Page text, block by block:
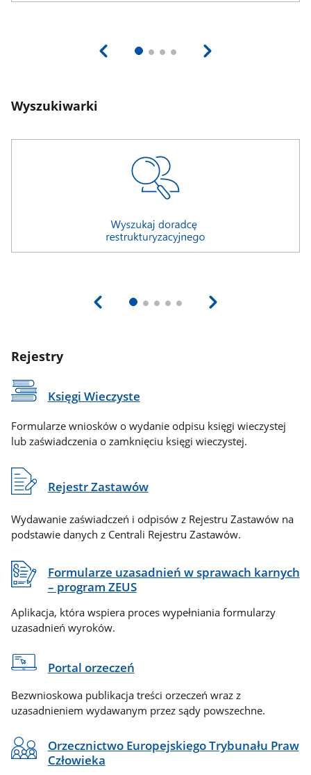
Wyszukiwarki
Rejestry
Księgi Wieczyste
Formularze wniosków o wydanie odpisu księgi wieczystej
lub zaświadczenia o zamknięciu księgi wieczystej.
Rejestr Zastawów
Wydawanie zaświadczeń i odpisów z Rejestru Zastawów na
podstawie danych z Centrali Rejestru Zastawów.
Formularze uzasadnień w sprawach karnych
– program ZEUS
Aplikacja, która wspiera proces wypełniania formularzy
uzasadnień wyroków.
Portal orzeczeń
Bezwnioskowa publikacja treści orzeczeń wraz z
uzasadnieniem wydawanym przez sądy powszechne.
Orzecznictwo Europejskiego Trybunału Praw
Człowieka